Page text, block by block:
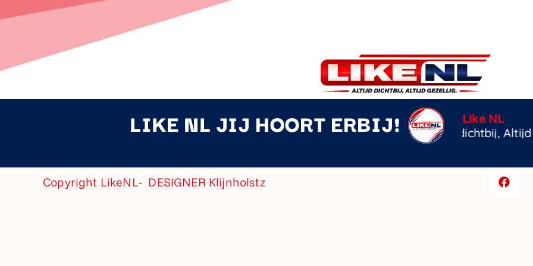
LIKE NL JIJ HOORT ERBIJ!
Nachtenlang
Donnie x
Copyright LikeNL- DESIGNER Klijnholstz